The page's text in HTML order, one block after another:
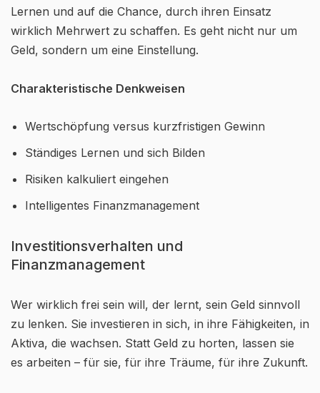
Lernen und auf die Chance, durch ihren Einsatz
wirklich Mehrwert zu schaffen. Es geht nicht nur um
Geld, sondern um eine Einstellung.
Charakteristische Denkweisen
Wertschöpfung versus kurzfristigen Gewinn
Ständiges Lernen und sich Bilden
Risiken kalkuliert eingehen
Intelligentes Finanzmanagement
Investitionsverhalten und
Finanzmanagement
Wer wirklich frei sein will, der lernt, sein Geld sinnvoll
zu lenken. Sie investieren in sich, in ihre Fähigkeiten, in
Aktiva, die wachsen. Statt Geld zu horten, lassen sie
es arbeiten – für sie, für ihre Träume, für ihre Zukunft.